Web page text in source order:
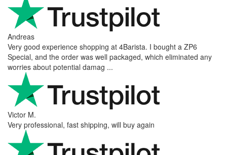
Andreas
Very good experience shopping at 4Barista. I bought a ZP6
Special, and the order was well packaged, which eliminated any
worries about potential damag ...
Victor M.
Very professional, fast shipping, will buy again